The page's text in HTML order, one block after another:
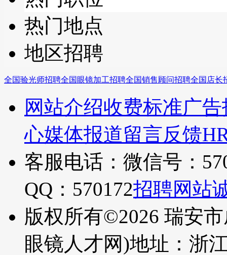
热门地点
地区招聘
全国验光师招聘全国眼镜加工招聘全国销售顾问招聘全国店长
网站介绍收费标准广
心媒体报道留言反馈
客服电话：微信号：
QQ：570172招聘网站
版权所有©2026 瑞安
眼镜人才网)地址：浙